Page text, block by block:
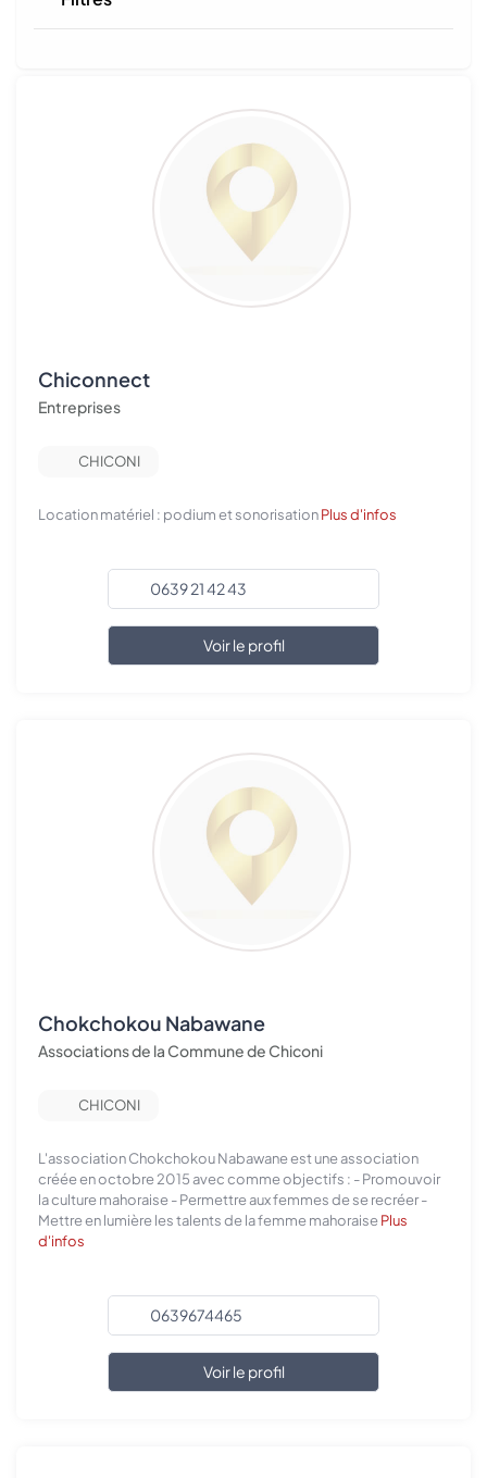
Chiconnect
Entreprises
CHICONI
Location matériel : podium et sonorisationPlus d'infos
0639 21 42 43
Voir le profil
Chokchokou Nabawane
Associations de la Commune de Chiconi
CHICONI
L'association Chokchokou Nabawane est une association
créée en octobre 2015 avec comme objectifs : - Promouvoir
la culture mahoraise - Permettre aux femmes de se recréer -
Mettre en lumière les talents de la femme mahoraisePlus
d'infos
0639674465
Voir le profil